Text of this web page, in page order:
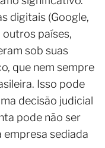
digitais (Google,
outros países,
sob suas
que nem sempre
Isso pode
decisão judicial
pode não ser
empresa sediada